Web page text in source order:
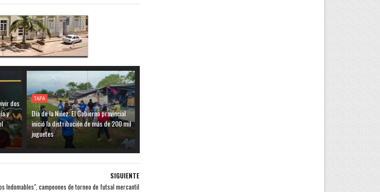
dos
y
TAPA
Día de la Niñez: El Gobierno provincial
inició la distribución de más de 200 mil
juguetes
SIGUIENTE
Indomables", campeones de torneo de futsal mercantil